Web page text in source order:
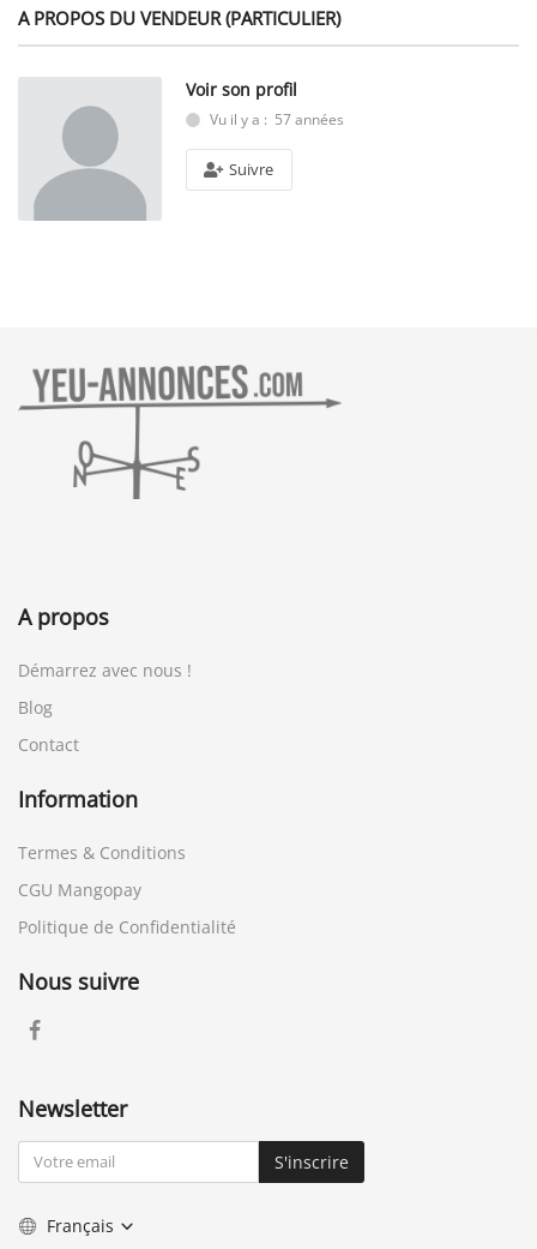
A PROPOS DU VENDEUR (PARTICULIER)
Voir son profil
Vu il y a : 57 années
Suivre
A propos
Démarrez avec nous !
Blog
Contact
Information
Termes & Conditions
CGU Mangopay
Politique de Confidentialité
Nous suivre
Newsletter
S'inscrire
Français